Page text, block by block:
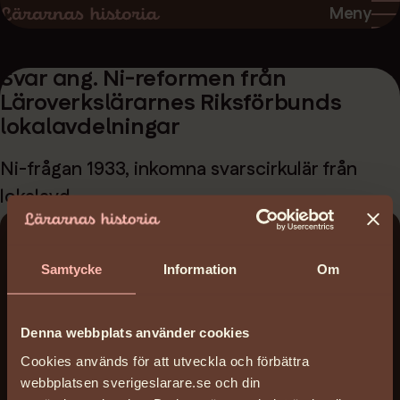
Samtycke Information Om
Denna webbplats använder cookies
Cookies används för att utveckla och förbättra
webbplatsen sverigeslarare.se och din
Hoppa
innehåll
Hoppa
huvudnavigering
Meny
Svar ang. Ni-reformen från
Läroverkslärarnes Riksförbunds
lokalavdelningar
Ni-frågan 1933, inkomna svarscirkulär från
lokalavd.
svar-ang-ni-reformen-fran-laroverkslararnes-
MB)
Datum: